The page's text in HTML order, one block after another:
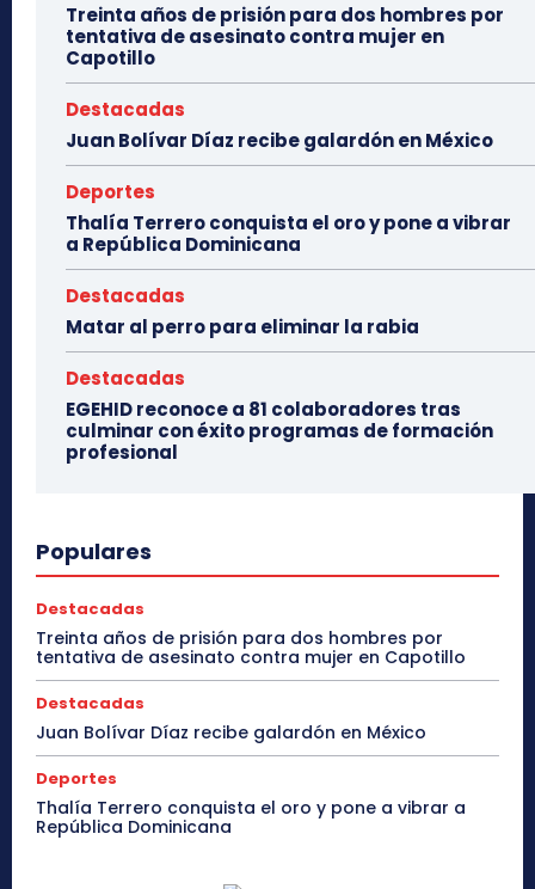
Treinta años de prisión para dos hombres por
tentativa de asesinato contra mujer en
Capotillo
Destacadas
Juan Bolívar Díaz recibe galardón en México
Deportes
Thalía Terrero conquista el oro y pone a vibrar
a República Dominicana
Destacadas
Matar al perro para eliminar la rabia
Destacadas
EGEHID reconoce a 81 colaboradores tras
culminar con éxito programas de formación
profesional
Populares
Destacadas
Treinta años de prisión para dos hombres por
tentativa de asesinato contra mujer en Capotillo
Destacadas
Juan Bolívar Díaz recibe galardón en México
Deportes
Thalía Terrero conquista el oro y pone a vibrar a
República Dominicana